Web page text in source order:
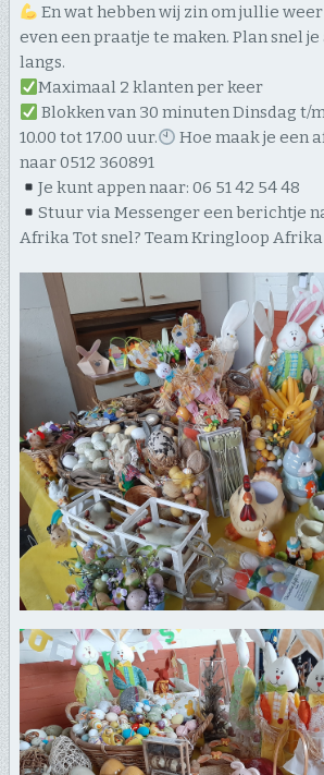
En wat hebben wij zin om jullie
even een praatje te maken. Plan snel
langs.
Maximaal 2 klanten per keer
Blokken van 30 minuten Dinsdag t/
10.00 tot 17.00 uur.
Hoe maak je een
naar 0512 360891
Je kunt appen naar: 06 51 42 54 48
Stuur via Messenger een berichtje
Afrika Tot snel? Team Kringloop Afrika